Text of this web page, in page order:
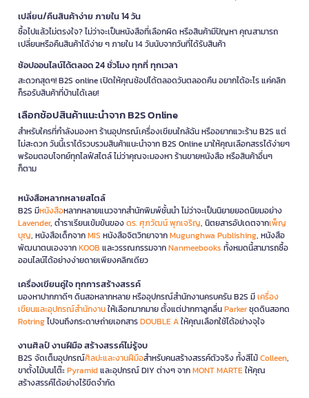
เปลี่ยน/คืนสินค้าง่าย ภายใน 14 วัน
ซื้อไปแล้วไม่ตรงใจ? ไม่ว่าจะเป็นหนังสือที่เลือกผิด หรือสินค้ามีปัญหา คุณสามารถ
เปลี่ยนหรือคืนสินค้าได้ง่าย ๆ ภายใน 14 วันนับจากวันที่ได้รับสินค้า
ช้อปออนไลน์ได้ตลอด 24 ชั่วโมง ทุกที่ ทุกเวลา
สะดวกสุดๆ! B2S online เปิดให้คุณช้อปได้ตลอดวันตลอดคืน อยากได้อะไร แค่คลิก
ก็รอรับสินค้าที่บ้านได้เลย!
เลือกช้อปสินค้าแนะนำจาก B2S Online
สำหรับใครที่กำลังมองหา ร้านอุปกรณ์เครื่องเขียนใกล้ฉัน หรืออยากแวะร้าน B2S แต่
ไม่สะดวก วันนี้เราได้รวบรวมสินค้าแนะนำจาก B2S Online มาให้คุณเลือกสรรได้ง่ายๆ
พร้อมตอบโจทย์ทุกไลฟ์สไตล์ ไม่ว่าคุณจะมองหา ร้านขายหนังสือ หรือสินค้าอื่นๆ
ก็ตาม
หนังสือหลากหลายสไตล์
B2S มีหนังสือหลากหลายแนวจากสำนักพิมพ์ชั้นนำ ไม่ว่าจะเป็นนิยายยอดนิยมอย่าง
Lavender, ตำราเรียนเข้มข้นของดร. ศุภวัฒน์ พุกเจริญ, นิตยสารอัปเดตจากเพ็ญ
บุญ, หนังสือเด็กจากMIS หนังสือจิตวิทยาจากMugunghwa Publishing, หนังสือ
พัฒนาตนเองจากKOOB และวรรณกรรมจากNanmeebooks ทั้งหมดนี้สามารถซื้อ
ออนไลน์ได้อย่างง่ายดายเพียงคลิกเดียว
เครื่องเขียนคู่ใจ ทุกการสร้างสรรค์
มองหาปากกาดีๆ ดินสอหลากหลาย หรืออุปกรณ์สำนักงานครบครัน B2S มีเครื่อง
เขียนและอุปกรณ์สำนักงานให้เลือกมากมาย ตั้งแต่ปากกาลูกลื่นParkerชุดดินสอกด
Rotringไปจนถึงกระดาษถ่ายเอกสารDOUBLE Aให้คุณเลือกใช้ได้อย่างจุใจ
งานศิลป์ งานฝีมือ สร้างสรรค์ไม่รู้จบ
B2S จัดเต็มอุปกรณ์ศิลปะและงานฝีมือสำหรับคนสร้างสรรค์ตัวจริง ทั้งสีไม้Colleen,
ขาตั้งไม้บนโต๊ะPyramidและอุปกรณ์ DIY ต่างๆ จากMONT MARTEให้คุณ
สร้างสรรค์ได้อย่างไร้ขีดจำกัด